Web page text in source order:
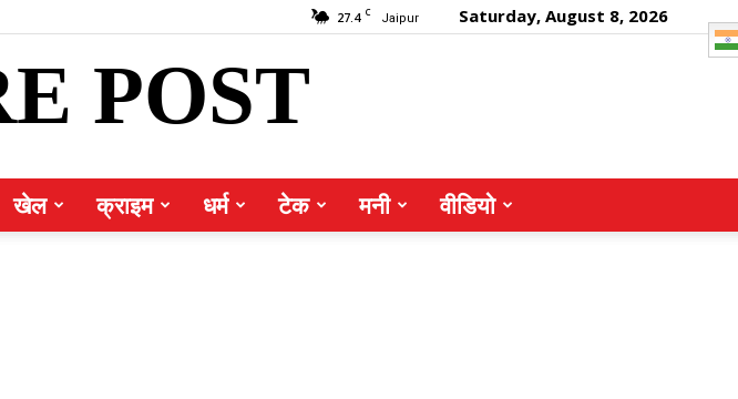
27.4 C Jaipur Saturday, August 8, 2026
POST
खेल क्राइम धर्म टेक मनी वीडियो